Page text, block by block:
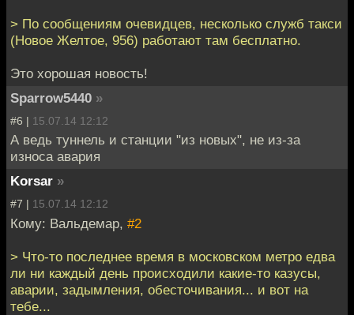
> По сообщениям очевидцев, несколько служб такси
(Новое Желтое, 956) работают там бесплатно.
Это хорошая новость!
Sparrow5440 »
#6 | 15.07.14 12:12
А ведь туннель и станции "из новых", не из-за
износа авария
Korsar »
#7 | 15.07.14 12:12
Кому: Вальдемар, #2
> Что-то последнее время в московском метро едва
ли ни каждый день происходили какие-то казусы,
аварии, задымления, обесточивания... и вот на
тебе...